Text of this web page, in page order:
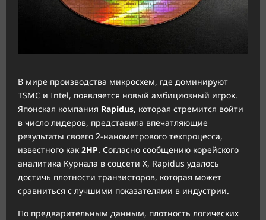
В мире производства микросхем, где доминируют
TSMC и Intel, появляется новый амбициозный игрок.
Японская компания Rapidus, которая стремится войти
в число лидеров, представила впечатляющие
результаты своего 2-нанометрового техпроцесса,
известного как 2HP. Согласно сообщению корейского
аналитика Курнала в соцсети X, Rapidus удалось
достичь плотности транзисторов, которая может
сравниться с лучшими показателями в индустрии.
По предварительным данным, плотность логических